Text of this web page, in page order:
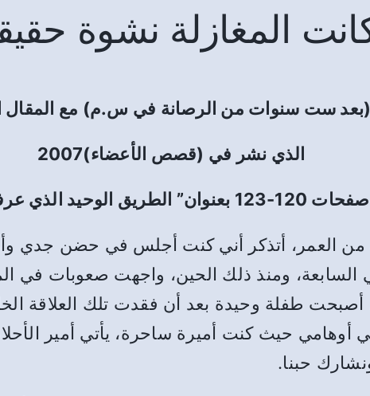
المغازلة نشوة
ست سنوات من الرصانة في س.م) مع المقال
الذي نشر في (قصص الأعضاء)2007
صفحات 120-123 بعنوان” الطريق الوحيد الذي عرفته”
من العمر، أتذكر أني كنت أجلس في حضن جدي
ومنذ ذلك الحين، واجهت صعوبات في
أصبحت طفلة وحيدة بعد أن فقدت تلك
حيث كنت أميرة ساحرة، يأتي أمير
حبنا.